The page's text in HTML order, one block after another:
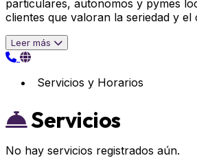
particulares, autonomos y pymes
clientes que valoran la seriedad y el
Leer más
Servicios y Horarios
Servicios
No hay servicios registrados aún.